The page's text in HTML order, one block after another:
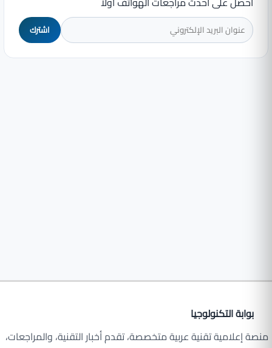
اشترك
بوابة التكنولوجيا
منصة إعلامية تقنية عربية متخصصة، تقدم أخبار التقنية، والمراجعات،